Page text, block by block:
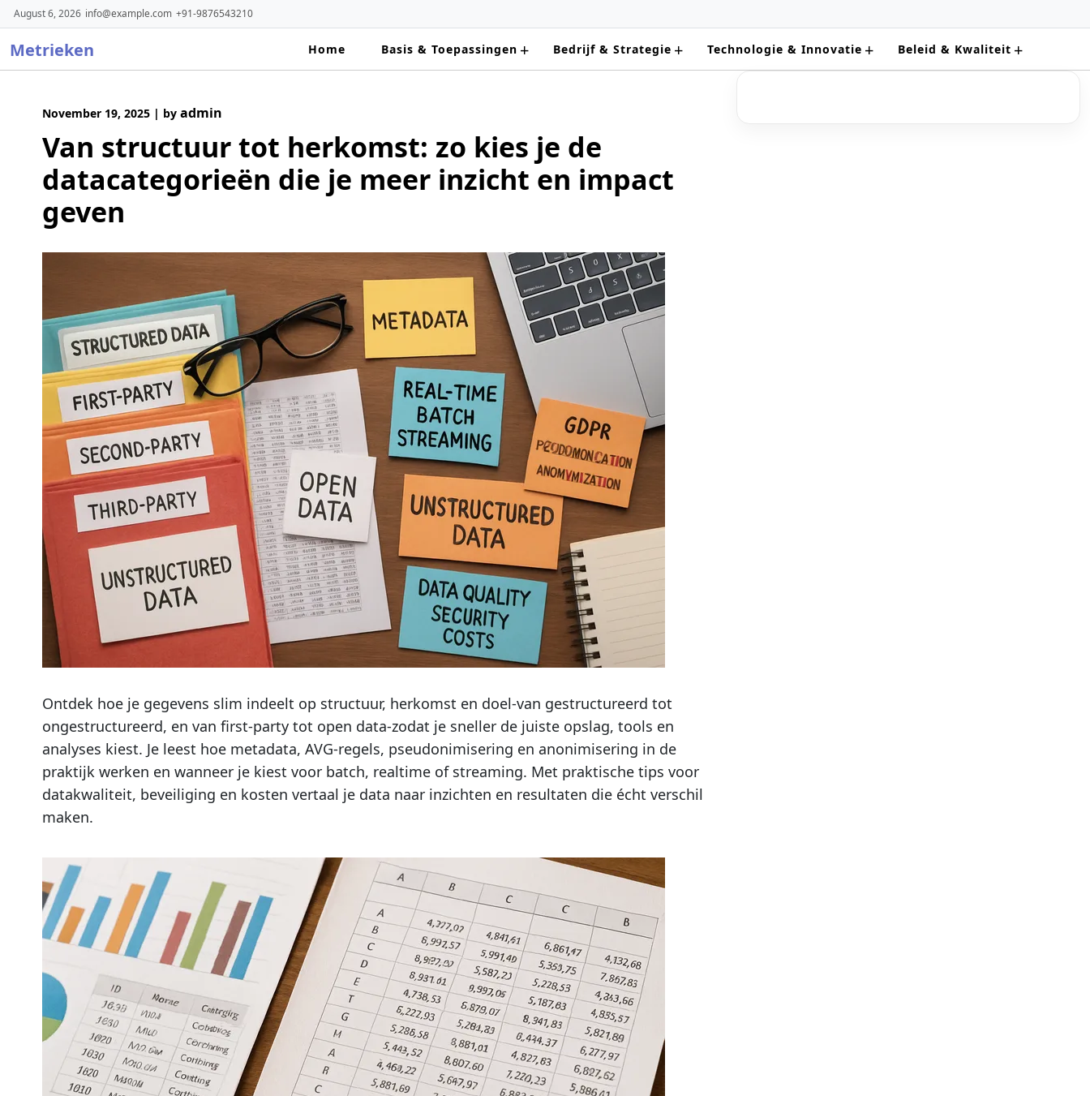
Skip
to
content
August 6, 2026 info@example.com +91-9876543210
Metrieken Home Basis & Toepassingen + Bedrijf & Strategie + Technologie & Innovatie + Beleid & Kwaliteit +
November 19, 2025 | by admin
Van structuur tot herkomst: zo kies je de
datacategorieën die je meer inzicht en impact
geven
Ontdek hoe je gegevens slim indeelt op structuur, herkomst en doel-van gestructureerd tot
ongestructureerd, en van first-party tot open data-zodat je sneller de juiste opslag, tools en
analyses kiest. Je leest hoe metadata, AVG-regels, pseudonimisering en anonimisering in de
praktijk werken en wanneer je kiest voor batch, realtime of streaming. Met praktische tips voor
datakwaliteit, beveiliging en kosten vertaal je data naar inzichten en resultaten die écht verschil
maken.